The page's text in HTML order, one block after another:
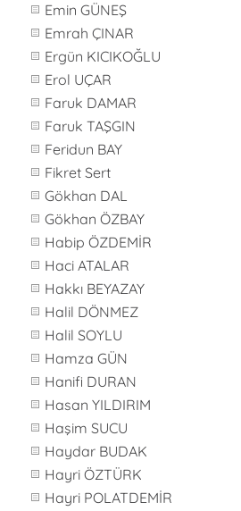
Emin GÜNEŞ
Emrah ÇINAR
Ergün KICIKOĞLU
Erol UÇAR
Faruk DAMAR
Faruk TAŞGIN
Feridun BAY
Fikret Sert
Gökhan DAL
Gökhan ÖZBAY
Habip ÖZDEMİR
Haci ATALAR
Hakkı BEYAZAY
Halil DÖNMEZ
Halil SOYLU
Hamza GÜN
Hanifi DURAN
Hasan YILDIRIM
Haşim SUCU
Haydar BUDAK
Hayri ÖZTÜRK
Hayri POLATDEMİR